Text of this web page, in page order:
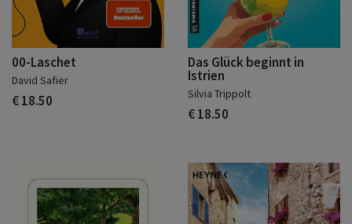
00-Laschet
David Safier
€ 18.50
Das Glück beginnt in
Istrien
Silvia Trippolt
€ 18.50